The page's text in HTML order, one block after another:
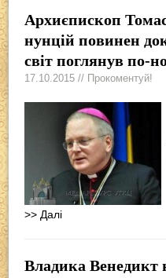
Архиєпископ
нунцій повинен
світ поглянув по-
17.10.2015 // Прокоментуй!
>> Далі
Владика Венедикт